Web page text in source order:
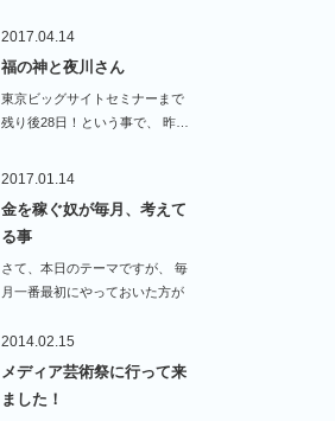
2017.04.14
福の神と夜川さん
東京ビッグサイトセミナーまで
残り後28日！という事で、 昨…
2017.01.14
金を稼ぐ奴が毎月、考えて
る事
さて、本日のテーマですが、 毎
月一番最初にやっておいた方が
2014.02.15
メディア芸術祭に行って来
ました！